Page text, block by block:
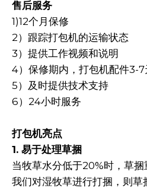
售后服务
1)12个月保修
2）跟踪打包机的运输状态
3）提供工作视频和说明
4）保修期内，打包机配件3-7
5）及时提供技术支持
6）24小时服务
打包机亮点
1. 易于处理草捆
当牧草水分低于20%时，草
我们对湿牧草进行打捆，则